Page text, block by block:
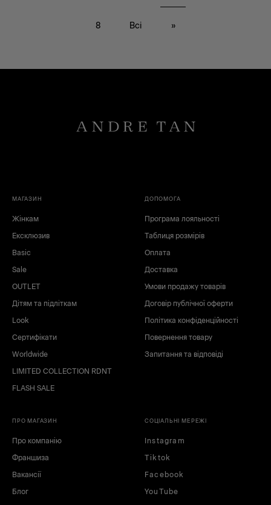
коричневий
сірий
8 Всі »
МАГАЗИН
Жінкам
Ексклюзив
Basic
Sale
OUTLET
Дітям та підліткам
Look
Сертифікати
Worldwide
LIMITED COLLECTION RDNT
FLASH SALE
ДОПОМОГА
Програма лояльності
Таблиця розмірів
Оплата
Доставка
Умови продажу товарів
Договір публічної оферти
Політика конфіденційності
Повернення товару
Запитання та відповіді
ПРО МАГАЗИН
Про компанію
Франшиза
Вакансії
Блог
СОЦІАЛЬНІ МЕРЕЖІ
Instagram
Tiktok
Facebook
YouTube